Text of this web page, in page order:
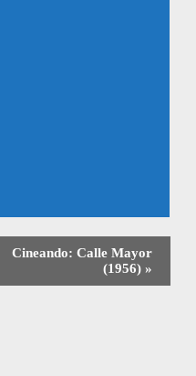
Cineando: Calle Mayor
(1956) »